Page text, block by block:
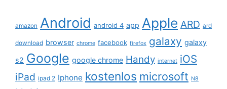
amazon Android android 4 app Apple ARD ard
download browser chrome facebook firefox galaxy galaxy
s2 Google google chrome Handy internet iOS
iPad ipad 2 Iphone kostenlos microsoft N8